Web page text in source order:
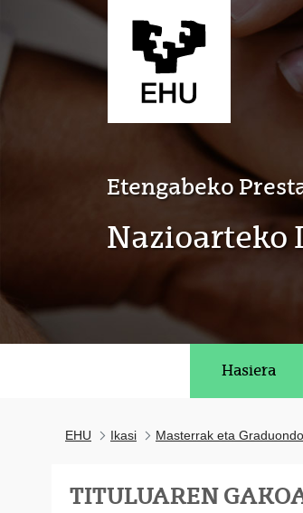
Eduki nagusira joan
Etengabeko
Nazioarteko
Hasiera
EHU Ikasi Masterrak eta
TITULUAREN